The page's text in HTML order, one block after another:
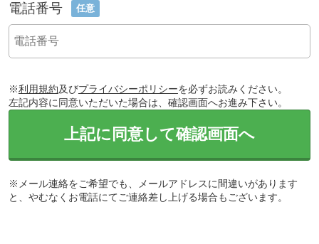
電話番号 任意
※利用規約及びプライバシーポリシーを必ずお読みください。
左記内容に同意いただいた場合は、確認画面へお進み下さい。
上記に同意して確認画面へ
※メール連絡をご希望でも、メールアドレスに間違いがあります
と、やむなくお電話にてご連絡差し上げる場合もございます。